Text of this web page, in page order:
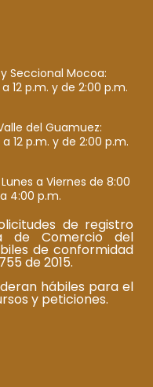
Seccional Mocoa:
12 p.m. y de 2:00 p.m.
del Guamuez:
12 p.m. y de 2:00 p.m.
a Viernes de 8:00
4:00 p.m.
de registro
de Comercio del
de conformidad
de 2015.
hábiles para el
y peticiones.